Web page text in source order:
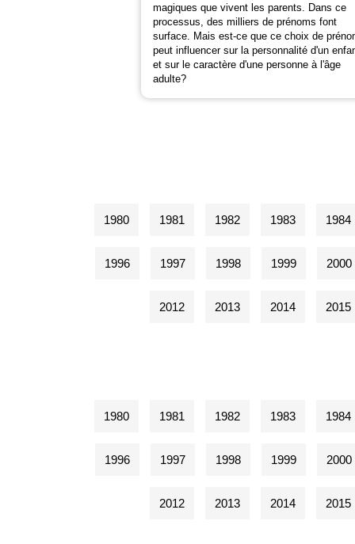
magiques que vivent les parents. Dans ce
processus, des milliers de prénoms font
surface. Mais est-ce que ce choix de
peut influencer sur la personnalité d'un
et sur le caractère d'une personne à l'âge
adulte?
1980 1981 1982 1983 1984
1996 1997 1998 1999 2000
2012 2013 2014 2015
1980 1981 1982 1983 1984
1996 1997 1998 1999 2000
2012 2013 2014 2015